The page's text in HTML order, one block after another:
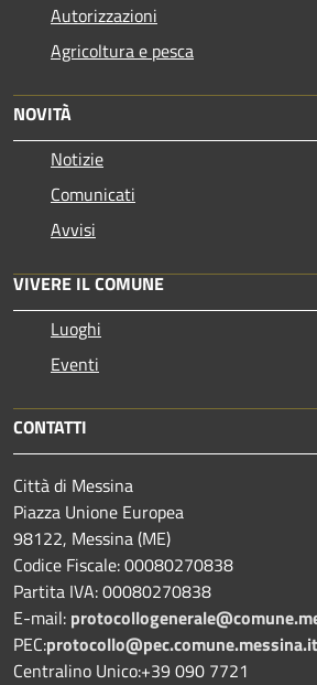
Autorizzazioni
Agricoltura e pesca
NOVITÀ
Notizie
Comunicati
Avvisi
VIVERE IL COMUNE
Luoghi
Eventi
CONTATTI
Città di Messina
Piazza Unione Europea
98122, Messina (ME)
Codice Fiscale: 00080270838
Partita IVA: 00080270838
E-mail: protocollogenerale@comune.
PEC:protocollo@pec.comune.messina.it
Centralino Unico:+39 090 7721